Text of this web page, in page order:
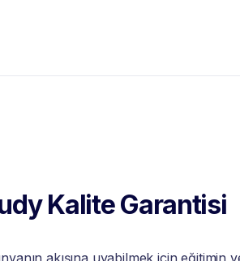
Kalite Garantisi
akışına uyabilmek için eğitimin